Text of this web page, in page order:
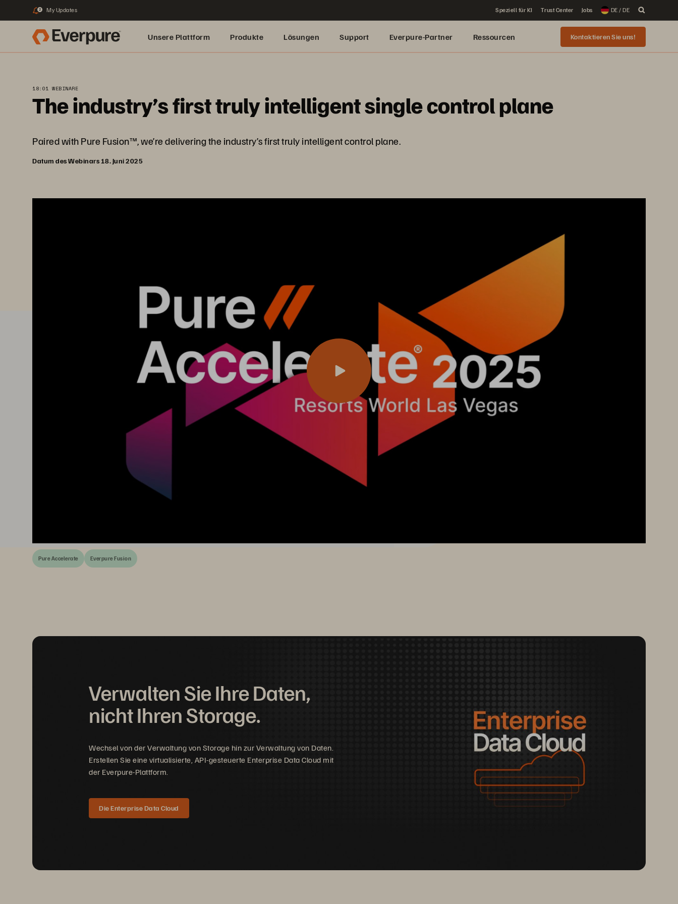
2 My Updates Speziell für KI Trust Center Jobs DE / DE
Unsere Plattform Produkte Lösungen Support Everpure-Partner Ressourcen Kontaktieren Sie uns!
18:01 WEBINARE
The industry’s first truly intelligent single control plane
Paired with Pure Fusion™, we’re delivering the industry’s first truly intelligent control plane.
Datum des Webinars 18. Juni 2025
Pure Accelerate Everpure Fusion
Verwalten Sie Ihre Daten,
nicht Ihren Storage.
Wechsel von der Verwaltung von Storage hin zur Verwaltung von Daten.
Erstellen Sie eine virtualisierte, API-gesteuerte Enterprise Data Cloud mit
der Everpure-Plattform.
Die Enterprise Data Cloud